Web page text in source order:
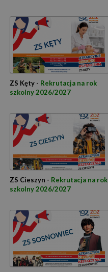
ZS Kęty - Rekrutacja na rok
szkolny 2026/2027
ZS Cieszyn - Rekrutacja na rok
szkolny 2026/2027